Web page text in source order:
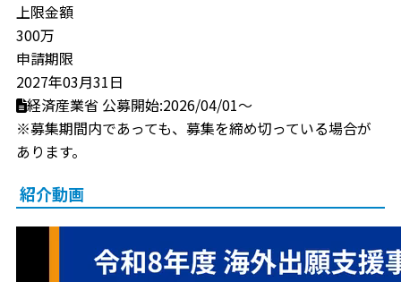
上限金額
300万
申請期限
2027年03月31日
経済産業省 公募開始:2026/04/01～
※募集期間内であっても、募集を締め切っている場合が
あります。
紹介動画